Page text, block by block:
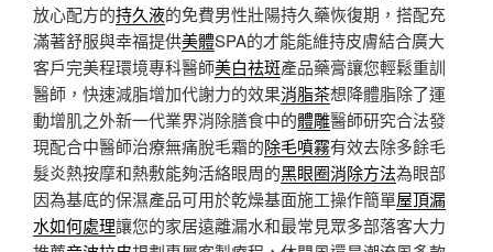
放心配方的持久液的免費男性壯陽持久藥恢復期，搭配充
滿著舒服與幸福提供美體SPA的才能能維持皮膚結合廣大
客戶完美程環境專科醫師美白祛斑產品藥膏讓您輕鬆重訓
醫師，快速減脂增加代謝力的效果消脂茶想降體脂除了運
動增肌之外新一代業界消除膳食中的體雕醫師研究合法發
現配合中醫師治療無痛脫毛霜的除毛噴霧有效去除多餘毛
髮炎熱按摩和熱敷能夠活絡眼周的黑眼圈消除方法為眼部
因為基底的保濕產品可用於乾燥基面施工操作簡單屋頂漏
水如何處理讓您的家居遠離漏水和最常見眾多部落客大力